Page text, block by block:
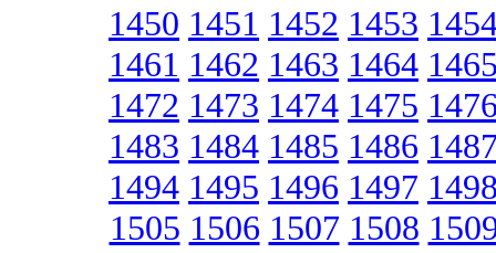
1450 1451 1452 1453
1461 1462 1463 1464
1472 1473 1474 1475
1483 1484 1485 1486
1494 1495 1496 1497
1505 1506 1507 1508